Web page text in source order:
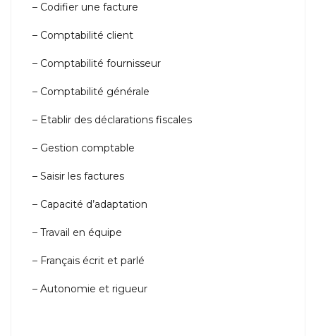
– Codifier une facture
– Comptabilité client
– Comptabilité fournisseur
– Comptabilité générale
– Etablir des déclarations fiscales
– Gestion comptable
– Saisir les factures
– Capacité d’adaptation
– Travail en équipe
– Français écrit et parlé
– Autonomie et rigueur